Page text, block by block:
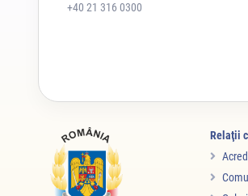
+40 21 316 0300
Relaţii